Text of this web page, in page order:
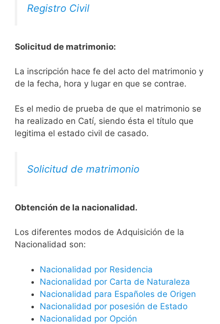
Registro Civil
Solicitud de matrimonio:
La inscripción hace fe del acto del matrimonio y
de la fecha, hora y lugar en que se contrae.
Es el medio de prueba de que el matrimonio se
ha realizado en Catí, siendo ésta el título que
legitima el estado civil de casado.
Solicitud de matrimonio
Obtención de la nacionalidad.
​​​Los diferentes modos de Adquisición de la
Nacionalidad son:
Nacionalidad por Residencia
Nacionalidad por Carta de Naturaleza
Nacionalidad para Españoles de Origen
Nacionalidad por posesión de Estado
Nacionalidad por Opción